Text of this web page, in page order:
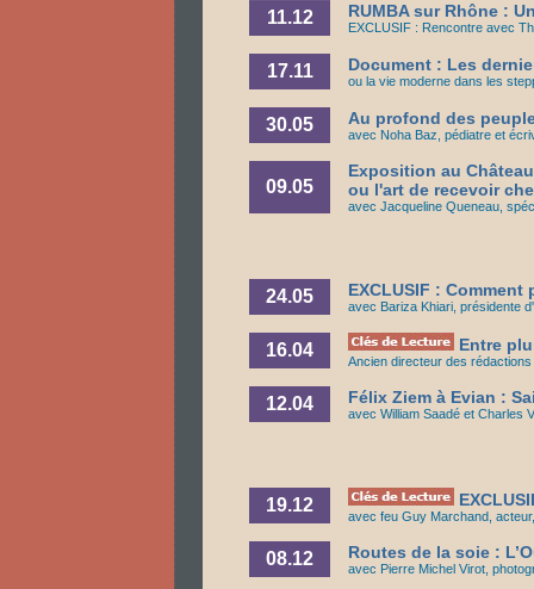
11.12 RUMBA sur Rhône :
EXCLUSIF : Rencontre avec
17.11 Document : Les
ou la vie moderne dans les
30.05 Au profond des
avec Noha Baz, pédiatre et
09.05
Exposition au
ou l'art de recevoir
avec Jacqueline Queneau,
24.05 EXCLUSIF :
avec Bariza Khiari, présidente
16.04 Entre
Ancien directeur des
12.04 Félix Ziem à Evian :
avec William Saadé et Charles
19.12
avec feu Guy Marchand,
08.12 Routes de la soie :
avec Pierre Michel Virot,